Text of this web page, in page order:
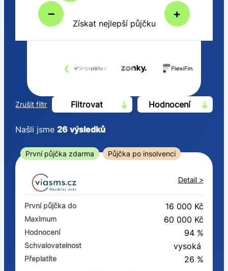
– +
Získat nejlepší půjčku
‹ ›
Zrušit filtr Filtrovat Hodnocení
Od
První půjčka zdarma
–
ano
Našli jsme26 výsledků
První půjčka zdarma Půjčka po insolvenci
Detail >
První půjčka do 16 000 Kč
Maximum 60 000 Kč
Hodnocení 94 %
Schvalovatelnost vysoká
Přeplatíte
26 %